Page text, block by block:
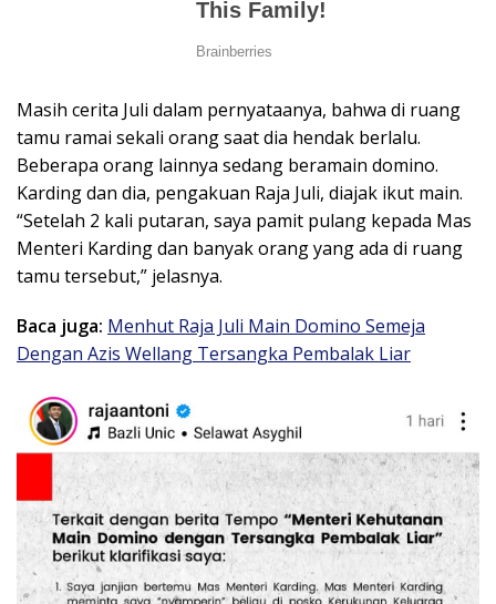
Masih cerita Juli dalam pernyataanya, bahwa di ruang
tamu ramai sekali orang saat dia hendak berlalu.
Beberapa orang lainnya sedang beramain domino.
Karding dan dia, pengakuan Raja Juli, diajak ikut main.
“Setelah 2 kali putaran, saya pamit pulang kepada Mas
Menteri Karding dan banyak orang yang ada di ruang
tamu tersebut,” jelasnya.
Baca juga: Menhut Raja Juli Main Domino Semeja
Dengan Azis Wellang Tersangka Pembalak Liar